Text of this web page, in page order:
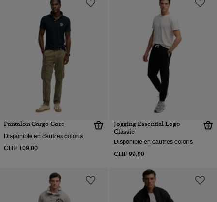
Pantalon Cargo Core
Disponible en dautres coloris
CHF 109,00
Jogging Essential Logo
Classic
Disponible en dautres coloris
CHF 99,90